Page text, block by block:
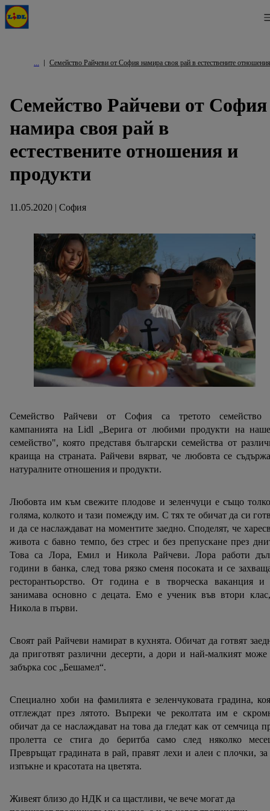
Семейство Райчеви от София намира своя рай в естествените
Семейство Райчеви от София
намира своя рай в
естествените отношения и
продукти
11.05.2020 | София
Семейство Райчеви от София са третото семейство
кампанията на Lidl „Верига от любими продукти на
семейство", която представя български семейства от
краища на страната. Райчеви вярват, че любовта се
натуралните отношения и продукти.
Любовта им към свежите плодове и зеленчуци е също
голяма, колкото и тази помежду им. С тях те обичат да си
и да се наслаждават на моментите заедно. Споделят, че
живота с бавно темпо, без стрес и без препускане през
Това са Лора, Емил и Никола Райчеви. Лора работи
години в банка, след това рязко сменя посоката и се
ресторантьорство. От година е в творческа ваканция и
занимава основно с децата. Емо е ученик във втори
Никола в първи.
Своят рай Райчеви намират в кухнята. Обичат да готвят
да приготвят различни десерти, а дори и най-малкият може
забърка сос „Бешамел“.
Специално хоби на фамилията е зеленчуковата градина,
отглеждат през лятото. Въпреки че реколтата им е
обичат да се наслаждават на това да гледат как от семчица
пролетта се стига до беритба само след няколко
Превръщат градината в рай, правят лехи и алеи с плочки, за
изпъкне и красотата на цветята.
Живеят близо до НДК и са щастливи, че вече могат да